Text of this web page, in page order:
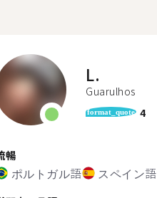
L.
Guarulhos
format_quote 4
暢
ポルトガル語 スペイン語